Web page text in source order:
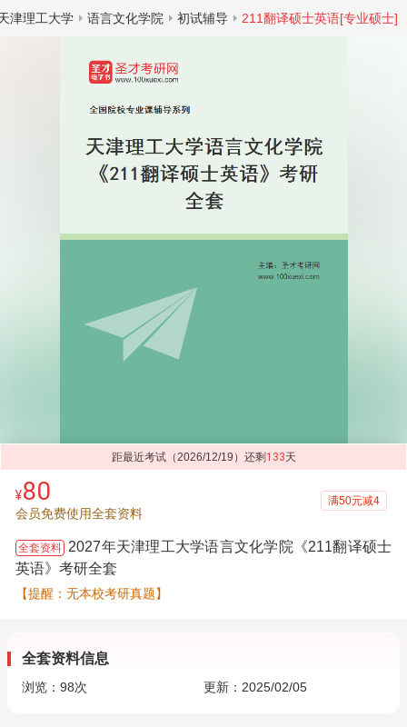
津理工大学 语言文化学院 初试辅导 211翻译硕士英语[专业硕士]
距最近考试（2026/12/19）还剩 133天
¥80
会员免费使用全套资料
满50元减4
全套资料 2027年天津理工大学语言文化学院《211翻译硕士
英语》考研全套
【提醒：无本校考研真题】
全套资料信息
浏览： 98次 更新：2025/02/05